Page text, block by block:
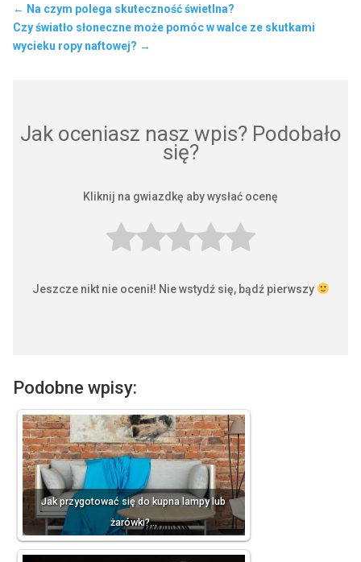
← Na czym polega skuteczność świetlna?
Czy światło słoneczne może pomóc w walce ze skutkami
wycieku ropy naftowej? →
Jak oceniasz nasz wpis? Podobało
się?
Kliknij na gwiazdkę aby wysłać ocenę
Jeszcze nikt nie ocenił! Nie wstydź się, bądź pierwszy
Podobne wpisy:
Jak przygotować się do kupna lampy lub
żarówki?…